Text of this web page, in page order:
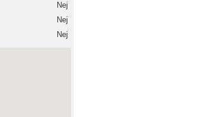
Nej
Nej
Nej